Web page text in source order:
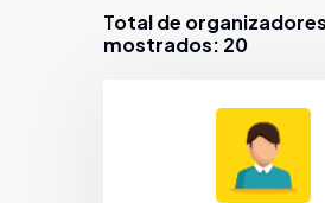
Total de organizadores
mostrados: 20